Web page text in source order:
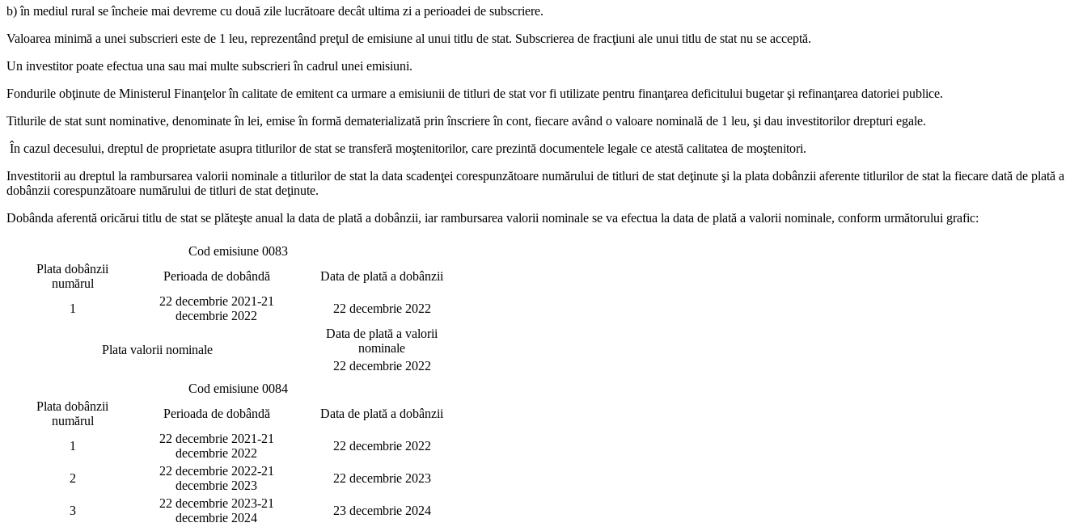
b) în mediul rural se încheie mai devreme cu două zile lucrătoare decât ultima zi a perioadei de subscriere.
Valoarea minimă a unei subscrieri este de 1 leu, reprezentând preţul de emisiune al unui titlu de stat. Subscrierea de fracţiuni ale unui titlu de stat nu se acceptă.
Un investitor poate efectua una sau mai multe subscrieri în cadrul unei emisiuni.
Fondurile obţinute de Ministerul Finanţelor în calitate de emitent ca urmare a emisiunii de titluri de stat vor fi utilizate pentru finanţarea deficitului bugetar şi refinanţarea datoriei publice.
Titlurile de stat sunt nominative, denominate în lei, emise în formă dematerializată prin înscriere în cont, fiecare având o valoare nominală de 1 leu, şi dau investitorilor drepturi egale.
În cazul decesului, dreptul de proprietate asupra titlurilor de stat se transferă moştenitorilor, care prezintă documentele legale ce atestă calitatea de moştenitori.
Investitorii au dreptul la rambursarea valorii nominale a titlurilor de stat la data scadenţei corespunzătoare numărului de titluri de stat deţinute şi la plata dobânzii aferente titlurilor de stat la fiecare dată de plată a
dobânzii corespunzătoare numărului de titluri de stat deţinute.
Dobânda aferentă oricărui titlu de stat se plăteşte anual la data de plată a dobânzii, iar rambursarea valorii nominale se va efectua la data de plată a valorii nominale, conform următorului grafic:
Cod emisiune 0083
Plata dobânzii
numărul
Perioada de dobândă Data de plată a dobânzii
1
22 decembrie 2021-21
decembrie 2022
22 decembrie 2022
Plata valorii nominale
Data de plată a valorii
nominale
22 decembrie 2022
Cod emisiune 0084
Plata dobânzii
numărul
Perioada de dobândă Data de plată a dobânzii
1
22 decembrie 2021-21
decembrie 2022
22 decembrie 2022
2
22 decembrie 2022-21
decembrie 2023
22 decembrie 2023
3
22 decembrie 2023-21
decembrie 2024
23 decembrie 2024